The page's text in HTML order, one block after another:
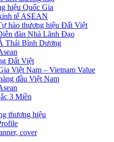
hiệu Quốc Gia
tế ASEAN
hào thương hiệu Đất Việt
đàn Nhà Lãnh Đạo
Thái Bình Dương
Đất Việt
Việt Nam – Vietnam Value
đầu Việt Nam
3 Miền
thương hiệu
cover